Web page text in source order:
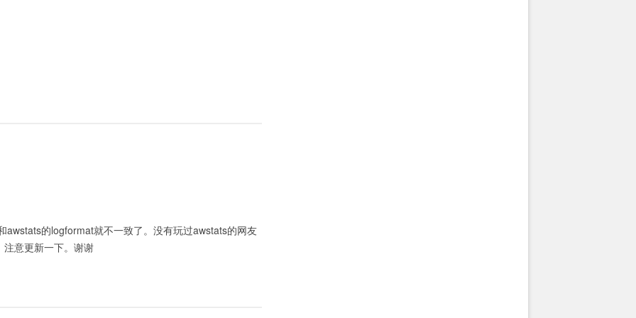
awstats的logformat就不一致了。没有玩过awstats的网友
意更新一下。谢谢